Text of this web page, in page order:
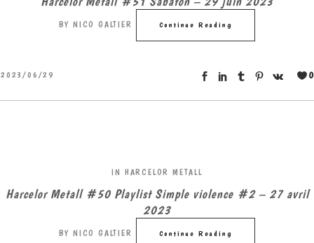
BY NICO GALTIER Continue Reading
2023/06/29 0
IN HARCELOR METALL
Harcelor Metall #50 Playlist Simple violence #2 – 27 avril
2023
BY NICO GALTIER Continue Reading